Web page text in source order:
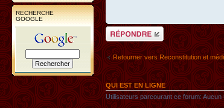
RECHERCHE
GOOGLE
Répondre
Retourner vers Reconstitution et
QUI EST EN LIGNE
Utilisateurs parcourant ce forum: